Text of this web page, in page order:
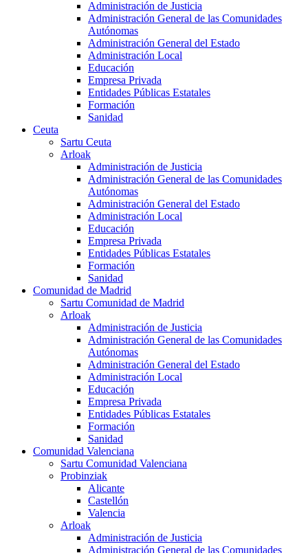
Administración de Justicia
Administración General de las Comunidades
Autónomas
Administración General del Estado
Administración Local
Educación
Empresa Privada
Entidades Públicas Estatales
Formación
Sanidad
Ceuta
Sartu Ceuta
Arloak
Administración de Justicia
Administración General de las Comunidades
Autónomas
Administración General del Estado
Administración Local
Educación
Empresa Privada
Entidades Públicas Estatales
Formación
Sanidad
Comunidad de Madrid
Sartu Comunidad de Madrid
Arloak
Administración de Justicia
Administración General de las Comunidades
Autónomas
Administración General del Estado
Administración Local
Educación
Empresa Privada
Entidades Públicas Estatales
Formación
Sanidad
Comunidad Valenciana
Sartu Comunidad Valenciana
Probinziak
Alicante
Castellón
Valencia
Arloak
Administración de Justicia
Administración General de las Comunidades